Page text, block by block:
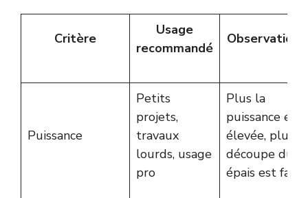
Critère
Usage
recommandé
Observation
Puissance
Petits
projets,
travaux
lourds, usage
pro
Plus la
puissance est
élevée, plus la
découpe du
épais est